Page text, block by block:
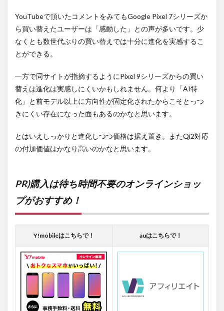
YouTubeで頂いたコメントをみてもGoogle Pixel 7シリーズか
ら買い替えたユーザーは「感動した」との声が多いです。少
なくとも数世代ぶりの買い替えでは十分に進化を実感するこ
とができる。
一方で同サイトが指摘するようにPixel 9シリーズからの買い
替えは進化は実感しにくいかもしれません。何より「AI特
化」と前モデル以上に方向性が固定化されたからこそとっつ
きにくい存在になった面もあるのかなと思います。
とはいえしっかりと進化しつつ価格は据え置き。またQi2対応
の付加価値はかなり高いのかなと思います。
PR)購入は待ち時間不要のオンラインショッ
プがおすすめ！
Y!mobileはこちらで！ auはこちらで！